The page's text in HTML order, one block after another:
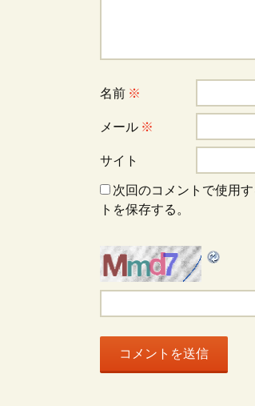
名前 ※
メール ※
サイト
次回のコメントで使用
トを保存する。